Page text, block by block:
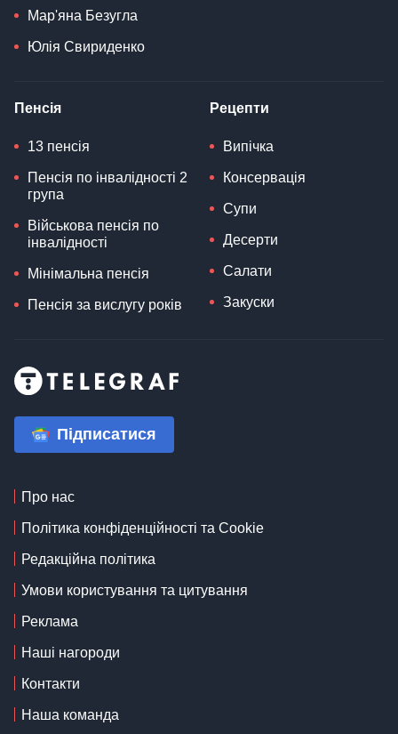
Мар'яна Безугла
Юлія Свириденко
Пенсія
13 пенсія
Пенсія по інвалідності 2
група
Військова пенсія по
інвалідності
Мінімальна пенсія
Пенсія за вислугу років
Рецепти
Випічка
Консервація
Супи
Десерти
Салати
Закуски
Підписатися
Про нас
Політика конфіденційності та Cookie
Редакційна політика
Умови користування та цитування
Реклама
Наші нагороди
Контакти
Наша команда